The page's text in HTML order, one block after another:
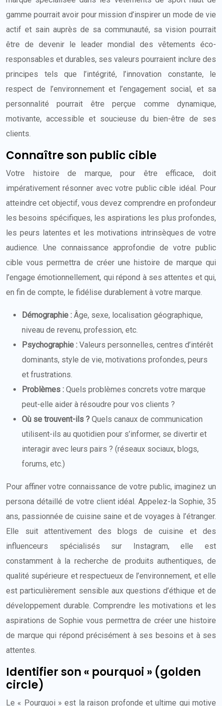
gamme pourrait avoir pour mission d’inspirer un mode de vie
actif et sain auprès de sa communauté, sa vision pourrait
être de devenir le leader mondial des vêtements éco-
responsables et durables, ses valeurs pourraient inclure des
principes tels que l’intégrité, l’innovation constante, le
respect de l’environnement et l’engagement social, et sa
personnalité pourrait être perçue comme dynamique,
motivante, accessible et soucieuse du bien-être de ses
clients.
Connaître son public cible
Votre histoire de marque, pour être efficace, doit
impérativement résonner avec votre public cible idéal. Pour
atteindre cet objectif, vous devez comprendre en profondeur
les besoins spécifiques, les aspirations les plus profondes,
les peurs latentes et les motivations intrinsèques de votre
audience. Une connaissance approfondie de votre public
cible vous permettra de créer une histoire de marque qui
l’engage émotionnellement, qui répond à ses attentes et qui,
en fin de compte, le fidélise durablement à votre marque.
Démographie : Âge, sexe, localisation géographique,
niveau de revenu, profession, etc.
Psychographie : Valeurs personnelles, centres d’intérêt
dominants, style de vie, motivations profondes, peurs
et frustrations.
Problèmes : Quels problèmes concrets votre marque
peut-elle aider à résoudre pour vos clients ?
Où se trouvent-ils ? Quels canaux de communication
utilisent-ils au quotidien pour s’informer, se divertir et
interagir avec leurs pairs ? (réseaux sociaux, blogs,
forums, etc.)
Pour affiner votre connaissance de votre public, imaginez un
persona détaillé de votre client idéal. Appelez-la Sophie, 35
ans, passionnée de cuisine saine et de voyages à l’étranger.
Elle suit attentivement des blogs de cuisine et des
influenceurs spécialisés sur Instagram, elle est
constamment à la recherche de produits authentiques, de
qualité supérieure et respectueux de l’environnement, et elle
est particulièrement sensible aux questions d’éthique et de
développement durable. Comprendre les motivations et les
aspirations de Sophie vous permettra de créer une histoire
de marque qui répond précisément à ses besoins et à ses
attentes.
Identifier son « pourquoi » (golden
circle)
Le « Pourquoi » est la raison profonde et ultime qui motive